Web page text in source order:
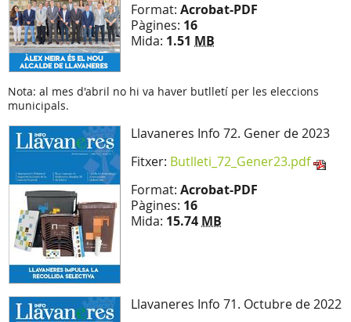
Format: Acrobat-PDF
Pàgines: 16
Mida: 1.51 MB
Nota: al mes d'abril no hi va haver butlletí per les eleccions
municipals.
Llavaneres Info 72. Gener de 2023
Fitxer: Butlleti_72_Gener23.pdf
Format: Acrobat-PDF
Pàgines: 16
Mida: 15.74 MB
Llavaneres Info 71. Octubre de 2022